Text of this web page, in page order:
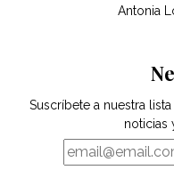
Antonia
Suscríbete a nuestra
noticias